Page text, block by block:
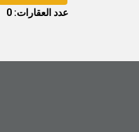
عدد العقارات: 0